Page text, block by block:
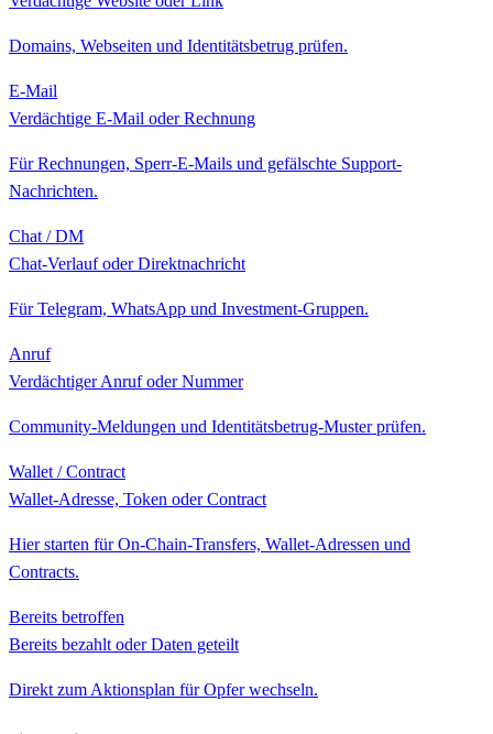
Domains, Webseiten und Identitätsbetrug prüfen.
E-Mail
Verdächtige E-Mail oder Rechnung
Für Rechnungen, Sperr-E-Mails und gefälschte Support-
Nachrichten.
Chat / DM
Chat-Verlauf oder Direktnachricht
Für Telegram, WhatsApp und Investment-Gruppen.
Anruf
Verdächtiger Anruf oder Nummer
Community-Meldungen und Identitätsbetrug-Muster prüfen.
Wallet / Contract
Wallet-Adresse, Token oder Contract
Hier starten für On-Chain-Transfers, Wallet-Adressen und
Contracts.
Bereits betroffen
Bereits bezahlt oder Daten geteilt
Direkt zum Aktionsplan für Opfer wechseln.